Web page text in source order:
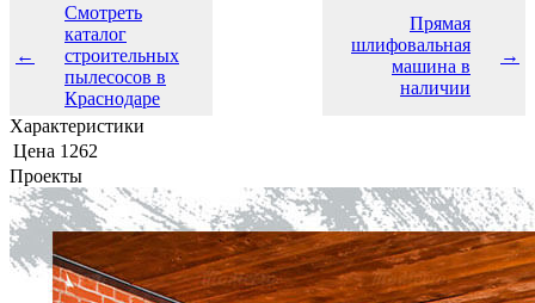
←
Смотреть
каталог
строительных
пылесосов в
Краснодаре
Прямая
шлифовальная
машина в
наличии
→
Характеристики
Цена 1262
Проекты